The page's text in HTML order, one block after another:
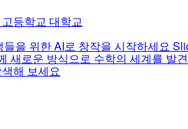
고등학교 대학교
들을 위한 AI로 창작을 시작하세요
새로운 방식으로 수학의 세계를 발
해 보세요